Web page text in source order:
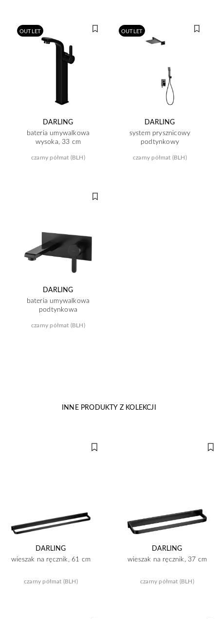
OUTLET
DARLING
bateria umywalkowa
wysoka, 33 cm
czarny półmat (BLH)
OUTLET
DARLING
system prysznicowy
podtynkowy
czarny półmat (BLH)
DARLING
bateria umywalkowa
podtynkowa
czarny półmat (BLH)
INNE PRODUKTY Z KOLEKCJI
DARLING
wieszak na ręcznik, 61 cm
czarny półmat (BLH)
DARLING
wieszak na ręcznik, 37 cm
czarny półmat (BLH)